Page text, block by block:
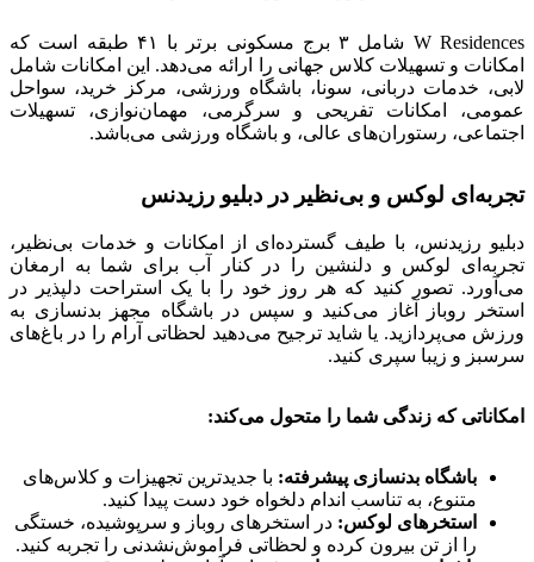
W Residences شامل ۳ برج مسکونی برتر با ۴۱ طبقه است که
امکانات و تسهیلات کلاس جهانی را ارائه می‌دهد. این امکانات شامل
لابی، خدمات دربانی، سونا، باشگاه ورزشی، مرکز خرید، سواحل
عمومی، امکانات تفریحی و سرگرمی، مهمان‌نوازی، تسهیلات
اجتماعی، رستوران‌های عالی، و باشگاه ورزشی می‌باشد.
تجربه‌ای لوکس و بی‌نظیر در دبلیو رزیدنس
دبلیو رزیدنس، با طیف گسترده‌ای از امکانات و خدمات بی‌نظیر،
تجربه‌ای لوکس و دلنشین را در کنار آب برای شما به ارمغان
می‌آورد. تصور کنید که هر روز خود را با یک استراحت دلپذیر در
استخر روباز آغاز می‌کنید و سپس در باشگاه مجهز بدنسازی به
ورزش می‌پردازید. یا شاید ترجیح می‌دهید لحظاتی آرام را در باغ‌های
سرسبز و زیبا سپری کنید.
امکاناتی که زندگی شما را متحول می‌کند:
باشگاه بدنسازی پیشرفته: با جدیدترین تجهیزات و کلاس‌های
متنوع، به تناسب اندام دلخواه خود دست پیدا کنید.
استخرهای لوکس: در استخرهای روباز و سرپوشیده، خستگی
را از تن بیرون کرده و لحظاتی فراموش‌نشدنی را تجربه کنید.